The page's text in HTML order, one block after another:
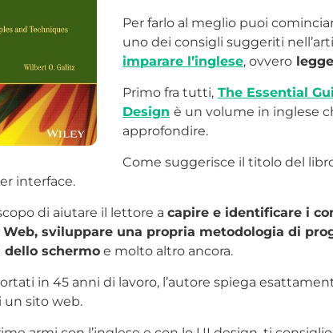
Per farlo al meglio puoi
uno dei consigli suggeriti
imparare l’inglese, ovvero
Primo fra tutti, The Essential
Design è un volume in inglese
approfondire.
Come suggerisce il titolo del
interface.
di aiutare il lettore a capire e identificare i
sviluppare una propria metodologia di
dello schermo e molto altro ancora.
in 45 anni di lavoro, l’autore spiega
un sito web.